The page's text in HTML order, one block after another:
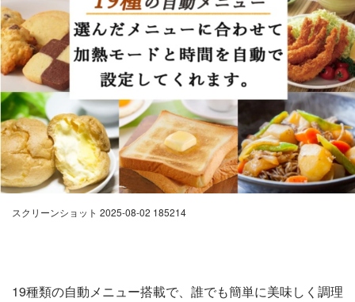
スクリーンショット 2025-08-02 185214
19種類の自動メニュー搭載で、誰でも簡単に美味しく調理